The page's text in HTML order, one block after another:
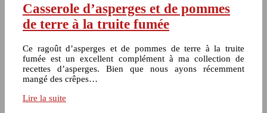
Casserole d’asperges et de pommes
de terre à la truite fumée
Ce ragoût d’asperges et de pommes de terre à la truite
fumée est un excellent complément à ma collection de
recettes d’asperges. Bien que nous ayons récemment
mangé des crêpes…
Lire la suite